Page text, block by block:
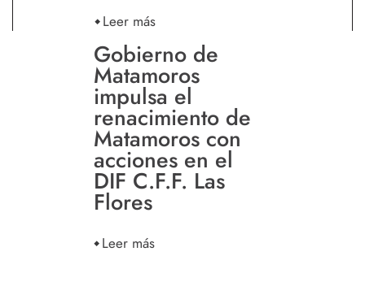
Leer más
Gobierno de
Matamoros
impulsa el
renacimiento de
Matamoros con
acciones en el
DIF C.F.F. Las
Flores
Leer más